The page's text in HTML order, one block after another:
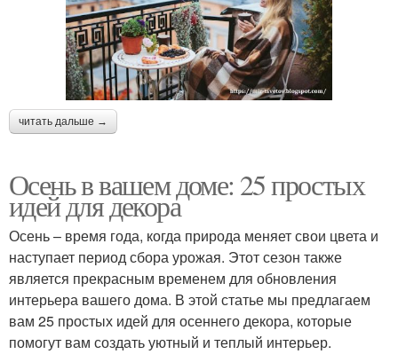
читать дальше →
Осень в вашем доме: 25 простых
идей для декора
Осень – время года, когда природа меняет свои цвета и
наступает период сбора урожая. Этот сезон также
является прекрасным временем для обновления
интерьера вашего дома. В этой статье мы предлагаем
вам 25 простых идей для осеннего декора, которые
помогут вам создать уютный и теплый интерьер.